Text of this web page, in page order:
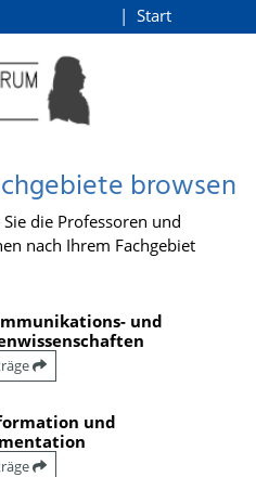
Start
browsen
die Professoren und
nach Ihrem Fachgebiet
und
und